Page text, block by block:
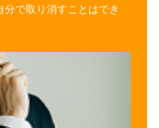
で取り消すことはでき